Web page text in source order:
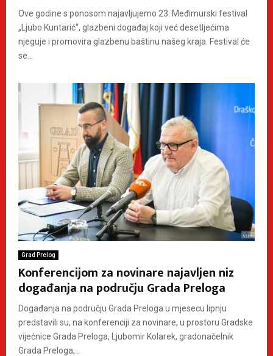
Ove godine s ponosom najavljujemo 23. Međimurski festival
„Ljubo Kuntarić“, glazbeni događaj koji već desetljećima
njeguje i promovira glazbenu baštinu našeg kraja. Festival će
se...
Grad Prelog
Konferencijom za novinare najavljen niz
događanja na području Grada Preloga
Događanja na području Grada Preloga u mjesecu lipnju
predstavili su, na konferenciji za novinare, u prostoru Gradske
vijećnice Grada Preloga, Ljubomir Kolarek, gradonačelnik
Grada Preloga,...